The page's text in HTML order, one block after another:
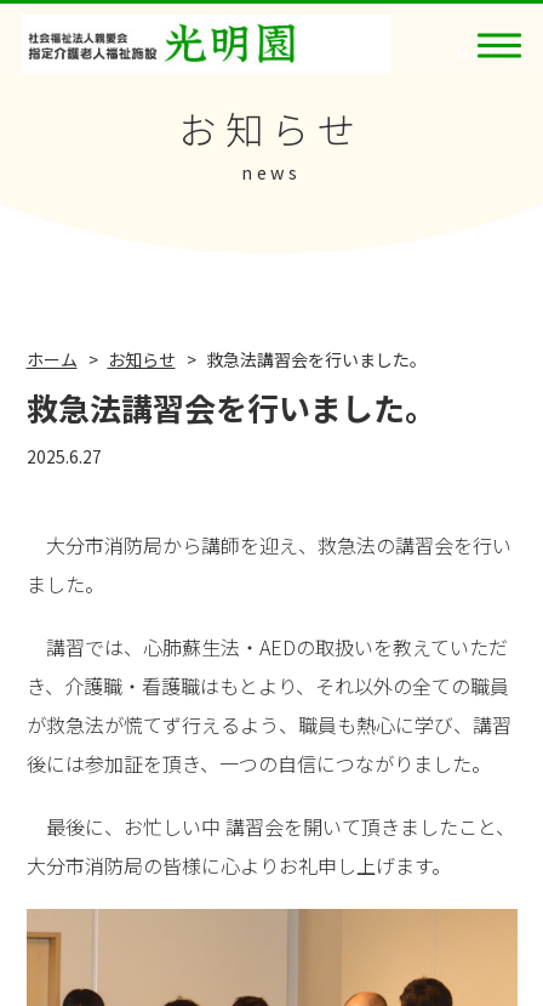
お知らせ
news
ホーム お知らせ 救急法講習会を行いました。
救急法講習会を行いました。
2025.6.27
大分市消防局から講師を迎え、救急法の講習会を行い
ました。
講習では、心肺蘇生法・AEDの取扱いを教えていただ
き、介護職・看護職はもとより、それ以外の全ての職員
が救急法が慌てず行えるよう、職員も熱心に学び、講習
後には参加証を頂き、一つの自信につながりました。
最後に、お忙しい中 講習会を開いて頂きましたこと、
大分市消防局の皆様に心よりお礼申し上げます。